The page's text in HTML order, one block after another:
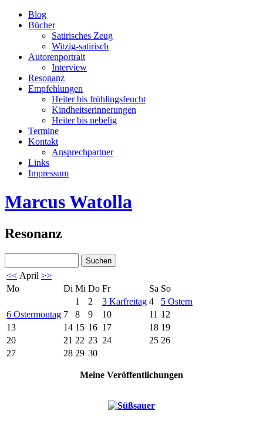
Blog
Bücher
Satirisches Zeug
Witzig-satirisch
Autorenportrait
Interview
Resonanz
Empfehlungen
Heiter bis frühlingsfeucht
Kindheitserinnerungen
Heiter bis nebelig
Termine
Kontakt
Ansprechpartner
Links
Impressum
Marcus Watolla
Resonanz
<< April >>
Mo
Di Mi Do Fr Sa So
1
2 3 Karfreitag 4 5 Ostern
6 Ostermontag 7 8 9 10 11 12
13
14 15 16 17 18 19
20
21 22 23 24 25 26
27
28 29 30
Meine Veröffentlichungen